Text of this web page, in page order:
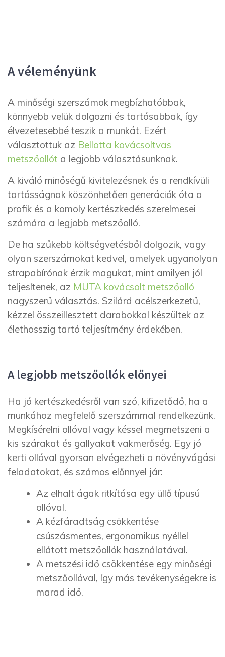
A véleményünk
A minőségi szerszámok megbízhatóbbak,
könnyebb velük dolgozni és tartósabbak, így
élvezetesebbé teszik a munkát. Ezért
választottuk az Bellotta kovácsoltvas
metszőollót a legjobb választásunknak.
A kiváló minőségű kivitelezésnek és a rendkívüli
tartósságnak köszönhetően generációk óta a
profik és a komoly kertészkedés szerelmesei
számára a legjobb metszőolló.
De ha szűkebb költségvetésből dolgozik, vagy
olyan szerszámokat kedvel, amelyek ugyanolyan
strapabírónak érzik magukat, mint amilyen jól
teljesítenek, az MUTA kovácsolt metszőolló
nagyszerű választás. Szilárd acélszerkezetű,
kézzel összeillesztett darabokkal készültek az
élethosszig tartó teljesítmény érdekében.
A legjobb metszőollók előnyei
Ha jó kertészkedésről van szó, kifizetődő, ha a
munkához megfelelő szerszámmal rendelkezünk.
Megkísérelni ollóval vagy késsel megmetszeni a
kis szárakat és gallyakat vakmerőség. Egy jó
kerti ollóval gyorsan elvégezheti a növényvágási
feladatokat, és számos előnnyel jár:
Az elhalt ágak ritkítása egy üllő típusú
ollóval.
A kézfáradtság csökkentése
csúszásmentes, ergonomikus nyéllel
ellátott metszőollók használatával.
A metszési idő csökkentése egy minőségi
metszőollóval, így más tevékenységekre is
marad idő.